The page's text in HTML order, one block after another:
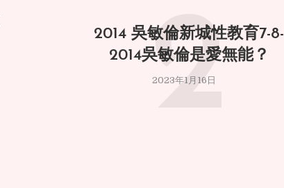
2014 吳敏倫新城性教育7-8-
2014吳敏倫是愛無能？
2023年1月16日
2